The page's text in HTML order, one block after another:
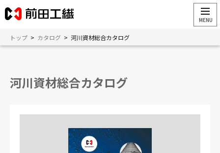
トップ > カタログ > 河川資材総合カタログ
河川資材総合カタログ